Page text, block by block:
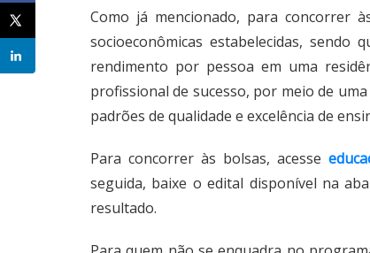
Como já mencionado, para concorrer
socioeconômicas estabelecidas,
rendimento por pessoa em uma
profissional de sucesso, por meio de
padrões de qualidade e excelência de
Para concorrer às bolsas, acesse
seguida, baixe o edital disponível na
resultado.